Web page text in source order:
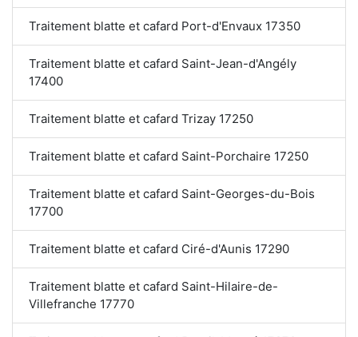
Traitement blatte et cafard Port-d'Envaux 17350
Traitement blatte et cafard Saint-Jean-d'Angély
17400
Traitement blatte et cafard Trizay 17250
Traitement blatte et cafard Saint-Porchaire 17250
Traitement blatte et cafard Saint-Georges-du-Bois
17700
Traitement blatte et cafard Ciré-d'Aunis 17290
Traitement blatte et cafard Saint-Hilaire-de-
Villefranche 17770